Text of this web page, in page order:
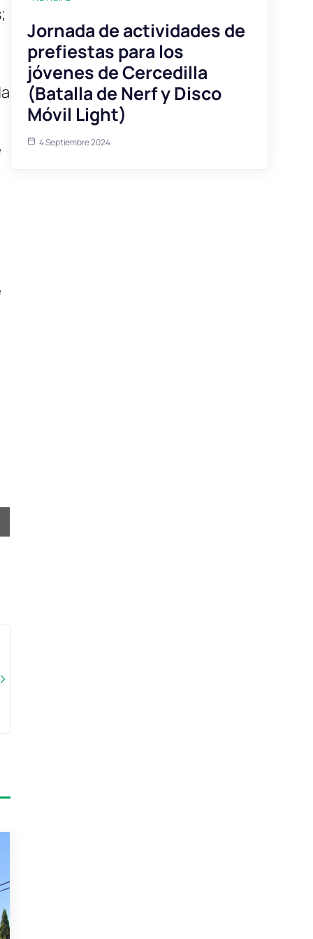
Jornada de actividades de
prefiestas para los
jóvenes de Cercedilla
(Batalla de Nerf y Disco
Móvil Light)
4 Septiembre 2024